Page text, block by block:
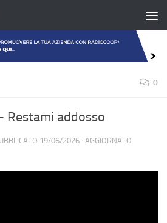
0
Restami addosso
19/06/2026 · AGGIORNATO